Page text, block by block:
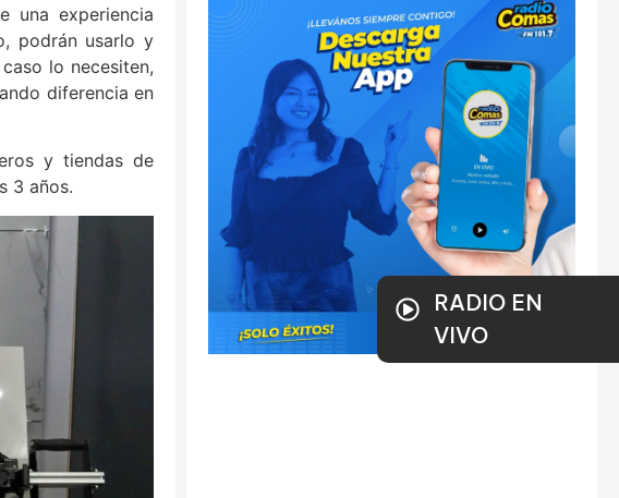
una experiencia
podrán usarlo y
lo necesiten,
diferencia en
y tiendas de
3 años.
RADIO EN
VIVO